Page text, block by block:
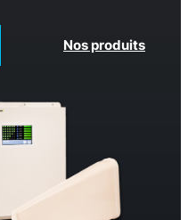
Nos produits